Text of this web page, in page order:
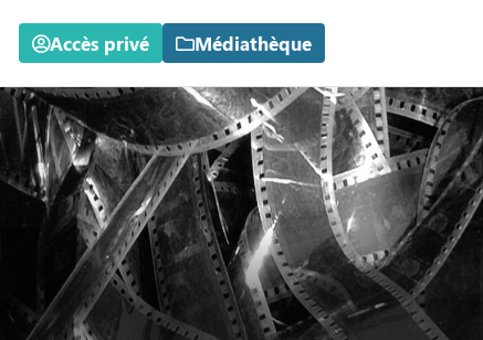
Accès privé Médiathèque